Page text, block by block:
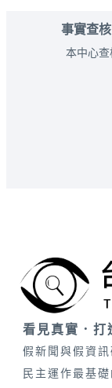
事實查
本中心查
看見真實．打
假新聞與假資
民主運作最基